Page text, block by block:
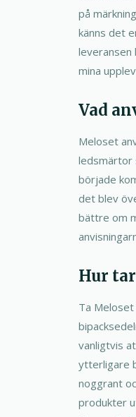
på
känns det
leveransen
mina
Vad
Meloset
ledsmärtor
började
det blev
bättre om
Hur
Ta
vanligtvis
ytterligare
noggrant
produkter